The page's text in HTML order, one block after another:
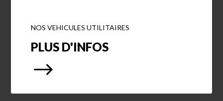
NOS VEHICULES UTILITAIRES
PLUS D'INFOS
$